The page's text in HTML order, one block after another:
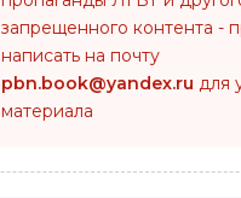
запрещенного контента -
написать на почту
pbn.book@yandex.ru для
материала